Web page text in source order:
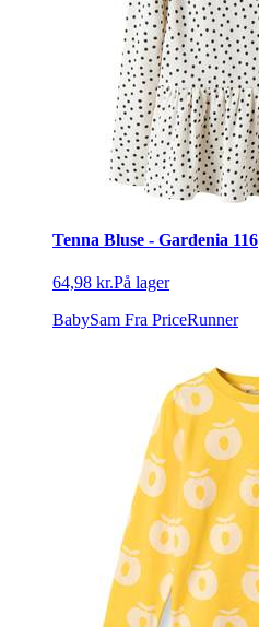
Tenna Bluse - Gardenia 116
64,98 kr.På lager
BabySam Fra PriceRunner